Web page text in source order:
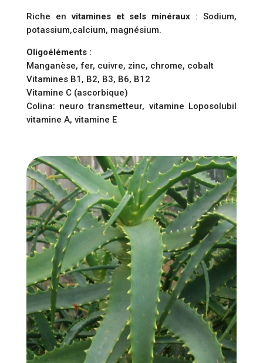
Riche envitamines et sels minéraux : Sodium,
potassium,calcium, magnésium.
Oligoéléments :
Manganèse, fer, cuivre, zinc, chrome, cobalt
Vitamines B1, B2, B3, B6, B12
Vitamine C (ascorbique)
Colina: neuro transmetteur, vitamine Loposolubil
vitamine A, vitamine E